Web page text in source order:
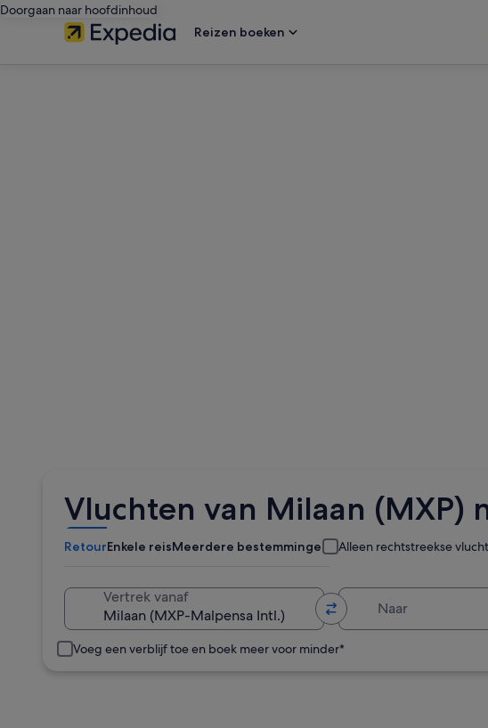
Doorgaan naar hoofdinhoud
Reizen boeken
Vluchten van Milaan (MXP)
RetourEnkele reisMeerdere bestemmingen Alleen rechtstreekse
Vertrek vanaf
Voeg een verblijf toe en boek meer voor minder*